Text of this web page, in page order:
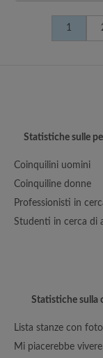
1
Statistiche sulle
Coinquilini uomini
Coinquiline donne
Professionisti in
Studenti in cerca di
Statistiche sulla
Lista stanze con foto
Mi piacerebbe